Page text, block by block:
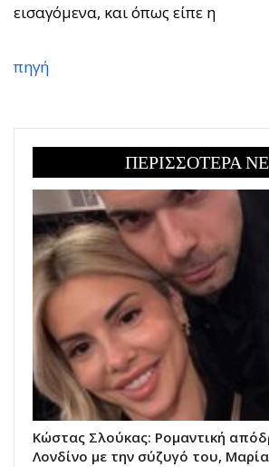
εισαγόμενα, και όπως είπε η
πηγή
ΠΕΡΙΣΣΟΤΕΡΑ
Κώστας Σλούκας: Ρομαντική
Λονδίνο με την σύζυγό του,